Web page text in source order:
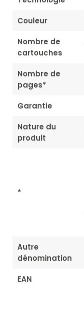
Couleur
Nombre de
cartouches
Nombre de
pages*
Garantie
Nature du
produit
*
Autre
dénomination
EAN